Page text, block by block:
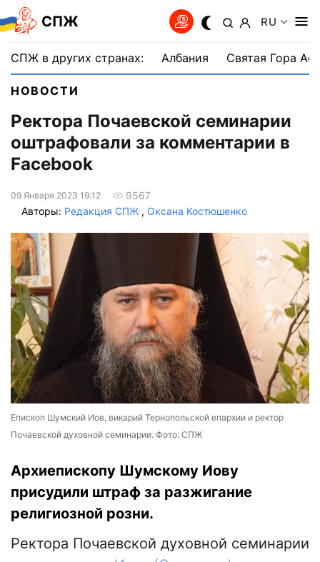
СПЖ RU
СПЖ в других странах: Албания Святая Гора
НОВОСТИ
Ректора Почаевской семинарии
оштрафовали за комментарии в
Facebook
09 Января 2023 19:12
9567
Авторы: Редакция СПЖ , Оксана Костюшенко
Епископ Шумский Иов, викарий Тернопольской епархии и ректор
Почаевской духовной семинарии. Фото: СПЖ
Архиепископу Шумскому Иову
присудили штраф за разжигание
религиозной розни.
Ректора Почаевской духовной семинарии